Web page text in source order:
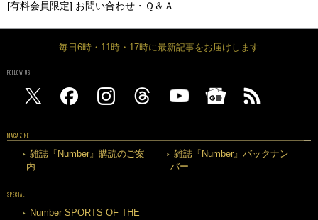
[有料会員限定] お問い合わせ・Ｑ＆Ａ
毎日6時・11時・17時に最新記事をお届けします
FOLLOW US
MAGAZINE
雑誌『Number』購読のご案
内
雑誌『Number』バックナン
バー
SPECIAL
Number SPORTS OF THE